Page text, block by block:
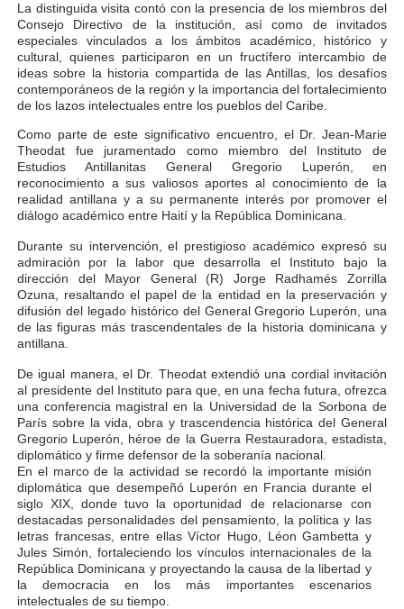
La distinguida visita contó con la presencia de los miembros del
Consejo Directivo de la institución, así como de invitados
especiales vinculados a los ámbitos académico, histórico y
cultural, quienes participaron en un fructífero intercambio de
ideas sobre la historia compartida de las Antillas, los desafíos
contemporáneos de la región y la importancia del fortalecimiento
de los lazos intelectuales entre los pueblos del Caribe.
Como parte de este significativo encuentro, el Dr. Jean-Marie
Theodat fue juramentado como miembro del Instituto de
Estudios Antillanitas General Gregorio
Luperón,
en
reconocimiento a sus valiosos aportes al conocimiento de la
realidad antillana y a su permanente interés por promover el
diálogo académico entre Haití y la República Dominicana.
Durante su intervención, el prestigioso académico expresó su
admiración
por
la labor que desarrolla el Instituto bajo la
dirección del Mayor General (R) Jorge Radhamés Zorrilla
Ozuna, resaltando el papel de la entidad en la preservación y
difusión del legado histórico del General Gregorio Luperón,
una
de las figuras más trascendentales de la historia dominicana y
antillana.
De igual manera, el Dr. Theodat extendió una cordial invitación
al presidente del Instituto para que, en una fecha futura, ofrezca
una conferencia magistral en la Universidad de la Sorbona de
París sobre la vida, obra y trascendencia histórica del General
Gregorio Luperón, héroe de la Guerra Restauradora, estadista,
diplomático y firme defensor de la soberanía nacional.
En el marco de la actividad se recordó la importante misión
diplomática que desempeñó Luperón en Francia durante el
siglo XIX, donde tuvo la oportunidad de relacionarse con
destacadas personalidades del pensamiento, la política y las
letras francesas, entre ellas Víctor Hugo, Léon Gambetta y
Jules Simón, fortaleciendo los vínculos internacionales de la
República Dominicana y proyectando la causa de la libertad y
la democracia en los más importantes escenarios
intelectuales de su tiempo.